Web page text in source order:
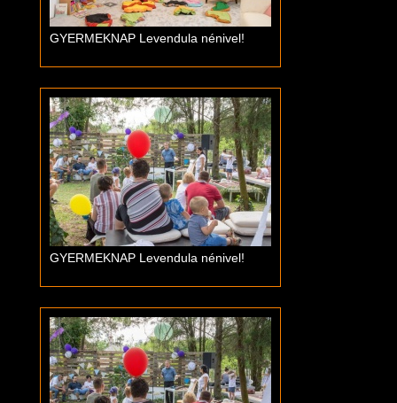
GYERMEKNAP Levendula nénivel!
GYERMEKNAP Levendula nénivel!